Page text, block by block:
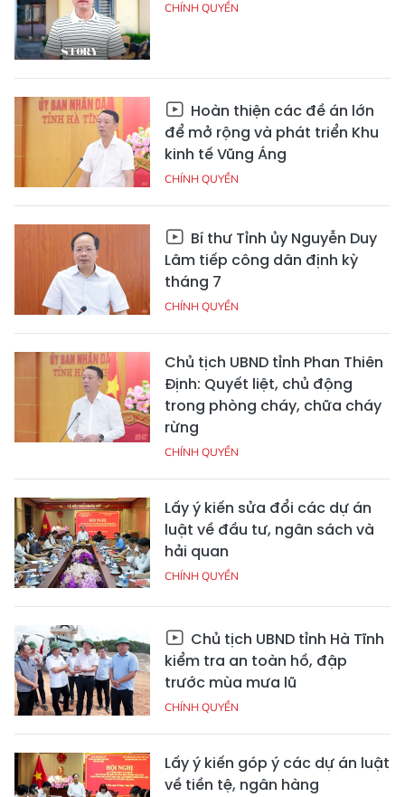
CHÍNH QUYỀN
Hoàn thiện các đề án lớn
để mở rộng và phát triển Khu
kinh tế Vũng Áng
CHÍNH QUYỀN
Bí thư Tỉnh ủy Nguyễn Duy
Lâm tiếp công dân định kỳ
tháng 7
CHÍNH QUYỀN
Chủ tịch UBND tỉnh Phan Thiên
Định: Quyết liệt, chủ động
trong phòng cháy, chữa cháy
rừng
CHÍNH QUYỀN
Lấy ý kiến sửa đổi các dự án
luật về đầu tư, ngân sách và
hải quan
CHÍNH QUYỀN
Chủ tịch UBND tỉnh Hà Tĩnh
kiểm tra an toàn hồ, đập
trước mùa mưa lũ
CHÍNH QUYỀN
Lấy ý kiến góp ý các dự án luật
về tiền tệ, ngân hàng